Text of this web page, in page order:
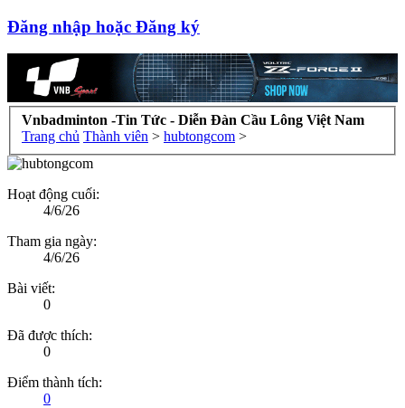
Đăng nhập hoặc Đăng ký
Vnbadminton -Tin Tức - Diễn Đàn Cầu Lông Việt Nam
Trang chủ Thành viên > hubtongcom >
Hoạt động cuối:
4/6/26
Tham gia ngày:
4/6/26
Bài viết:
0
Đã được thích:
0
Điểm thành tích:
0